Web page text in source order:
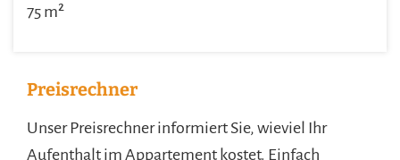
75 m²
Preisrechner
Unser Preisrechner informiert Sie, wieviel Ihr
Aufenthalt im Appartement kostet. Einfach